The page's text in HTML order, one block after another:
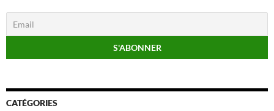
CATÉGORIES